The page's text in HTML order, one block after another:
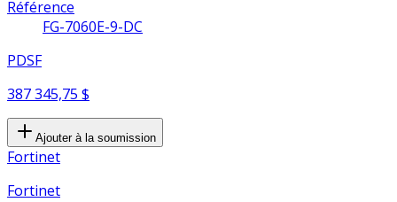
Référence
FG-7060E-9-DC
PDSF
387 345,75 $
Ajouter à la soumission
Fortinet
Fortinet